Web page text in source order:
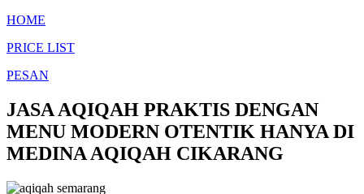
HOME
PRICE LIST
PESAN
JASA AQIQAH PRAKTIS DENGAN
MENU MODERN OTENTIK HANYA DI
MEDINA AQIQAH CIKARANG